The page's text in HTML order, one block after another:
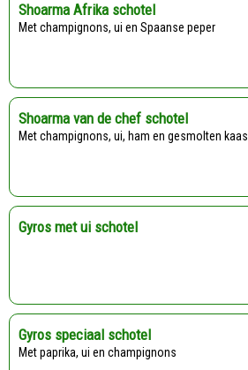
Shoarma Afrika schotel
Met champignons, ui en Spaanse peper
Shoarma van de chef schotel
Met champignons, ui, ham en gesmolten kaas
Gyros met ui schotel
Gyros speciaal schotel
Met paprika, ui en champignons